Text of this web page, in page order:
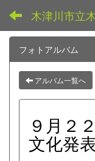
木津川市立
フォトアルバム
アルバム一覧へ
９月２
文化発